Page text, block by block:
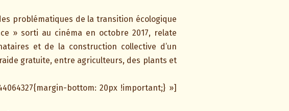
problématiques de la transition écologique
» sorti au cinéma en octobre 2017, relate
et de la construction collective d’un
gratuite, entre agriculteurs, des plants et
bottom: 20px !important;} »]